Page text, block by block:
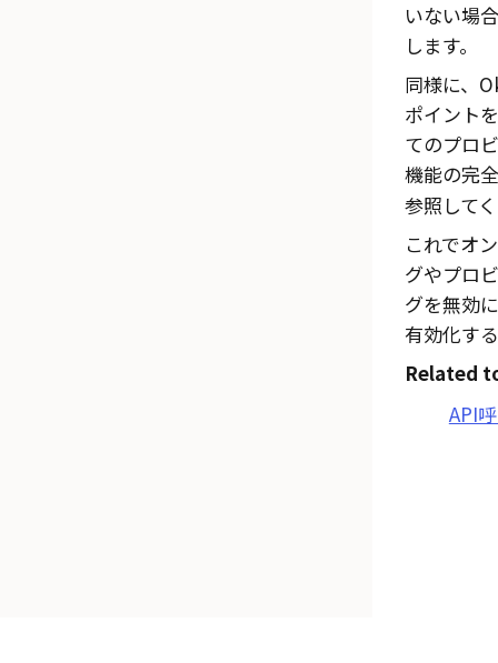
いない場
します。
同様に、
ポイント
てのプロ
機能の完
参照して
これでオ
グやプロ
グを無効
有効化す
Related
API